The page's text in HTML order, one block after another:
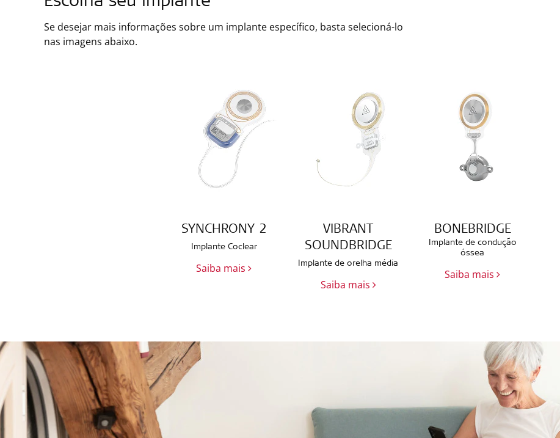
Se desejar mais informações sobre um implante específico, basta selecioná-lo
nas imagens abaixo.
SYNCHRONY 2
Implante Coclear
Saiba mais
VIBRANT
SOUNDBRIDGE
Implante de orelha média
Saiba mais
BONEBRIDGE
Implante de condução
óssea
Saiba mais